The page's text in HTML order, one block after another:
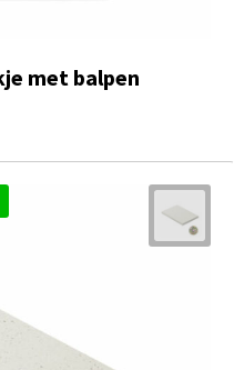
met balpen